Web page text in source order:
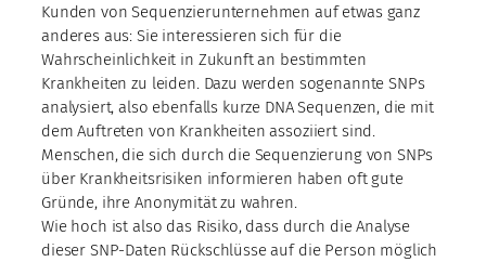
Kunden von Sequenzierunternehmen auf etwas ganz
anderes aus: Sie interessieren sich für die
Wahrscheinlichkeit in Zukunft an bestimmten
Krankheiten zu leiden. Dazu werden sogenannte SNPs
analysiert, also ebenfalls kurze DNA Sequenzen, die mit
dem Auftreten von Krankheiten assoziiert sind.
Menschen, die sich durch die Sequenzierung von SNPs
über Krankheitsrisiken informieren haben oft gute
Gründe, ihre Anonymität zu wahren.
Wie hoch ist also das Risiko, dass durch die Analyse
dieser SNP-Daten Rückschlüsse auf die Person möglich